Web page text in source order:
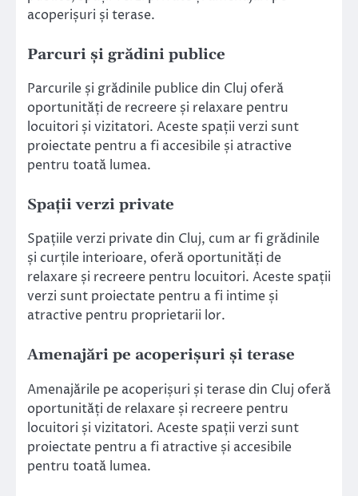
acoperișuri și terase.
Parcuri și grădini publice
Parcurile și grădinile publice din Cluj oferă
oportunități de recreere și relaxare pentru
locuitori și vizitatori. Aceste spații verzi sunt
proiectate pentru a fi accesibile și atractive
pentru toată lumea.
Spații verzi private
Spațiile verzi private din Cluj, cum ar fi grădinile
și curțile interioare, oferă oportunități de
relaxare și recreere pentru locuitori. Aceste spații
verzi sunt proiectate pentru a fi intime și
atractive pentru proprietarii lor.
Amenajări pe acoperișuri și terase
Amenajările pe acoperișuri și terase din Cluj oferă
oportunități de relaxare și recreere pentru
locuitori și vizitatori. Aceste spații verzi sunt
proiectate pentru a fi atractive și accesibile
pentru toată lumea.